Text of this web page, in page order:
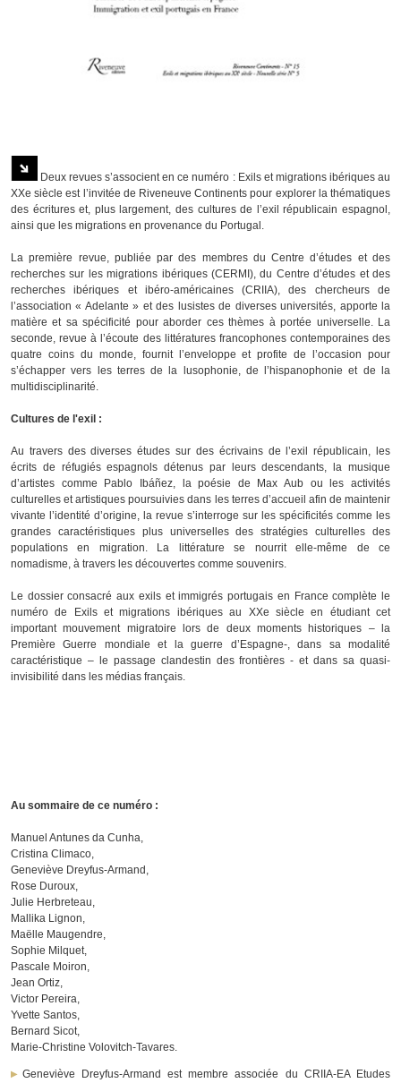
Deux revues s’associent en ce numéro : Exils et migrations ibériques au
XXe siècle est l’invitée de Riveneuve Continents pour explorer la thématiques
des écritures et, plus largement, des cultures de l’exil républicain espagnol,
ainsi que les migrations en provenance du Portugal.
La première revue, publiée par des membres du Centre d’études et des
recherches sur les migrations ibériques (CERMI), du Centre d’études et des
recherches ibériques et ibéro-américaines (CRIIA), des chercheurs de
l’association « Adelante » et des lusistes de diverses universités, apporte la
matière et sa spécificité pour aborder ces thèmes à portée universelle. La
seconde, revue à l’écoute des littératures francophones contemporaines des
quatre coins du monde, fournit l’enveloppe et profite de l’occasion pour
s’échapper vers les terres de la lusophonie, de l’hispanophonie et de la
multidisciplinarité.
Cultures de l'exil :
Au travers des diverses études sur des écrivains de l’exil républicain, les
écrits de réfugiés espagnols détenus par leurs descendants, la musique
d’artistes comme Pablo Ibáñez, la poésie de Max Aub ou les activités
culturelles et artistiques poursuivies dans les terres d’accueil afin de maintenir
vivante l’identité d’origine, la revue s’interroge sur les spécificités comme les
grandes caractéristiques plus universelles des stratégies culturelles des
populations en migration. La littérature se nourrit elle-même de ce
nomadisme, à travers les découvertes comme souvenirs.
Le dossier consacré aux exils et immigrés portugais en France complète le
numéro de Exils et migrations ibériques au XXe siècle en étudiant cet
important mouvement migratoire lors de deux moments historiques – la
Première Guerre mondiale et la guerre d’Espagne-, dans sa modalité
caractéristique – le passage clandestin des frontières - et dans sa quasi-
invisibilité dans les médias français.
Au sommaire de ce numéro :
Manuel Antunes da Cunha,
Cristina Climaco,
Geneviève Dreyfus-Armand,
Rose Duroux,
Julie Herbreteau,
Mallika Lignon,
Maëlle Maugendre,
Sophie Milquet,
Pascale Moiron,
Jean Ortiz,
Victor Pereira,
Yvette Santos,
Bernard Sicot,
Marie-Christine Volovitch-Tavares.
Geneviève Dreyfus-Armand est membre associée du CRIIA-EA Etudes